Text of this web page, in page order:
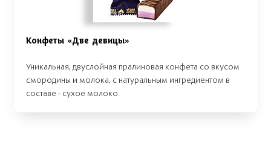
Конфеты «Две девицы»
Уникальная, двуслойная пралиновая конфета со вкусом
смородины и молока, с натуральным ингредиентом в
составе - сухое молоко.